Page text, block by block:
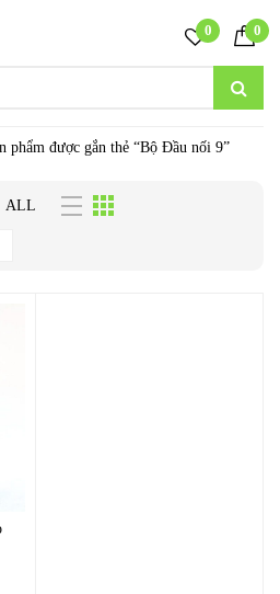
0 0
phẩm được gắn thẻ “Bộ Đầu nối 9”
ALL